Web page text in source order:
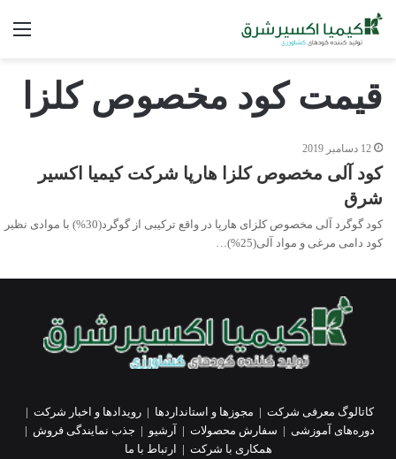
قیمت کود مخصوص کلزا
12 دسامبر 2019
کود آلی مخصوص کلزا هارپا شرکت کیمیا اکسیر
شرق
کود گوگرد آلی مخصوص کلزای هارپا در واقع ترکیبی از گوگرد(30%) با موادی نظیر
کود دامی مرغی و مواد آلی(25%)…
کاتالوگ معرفی شرکت | مجوزها و استانداردها |رویدادها و اخبار شرکت |
دوره‌های آموزشی | سفارش محصولات | آرشیو | جذب نمایندگی فروش |
همکاری با شرکت |
ارتباط با ما